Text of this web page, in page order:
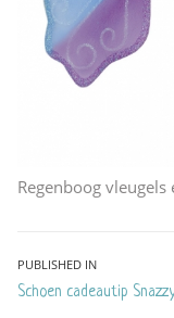
Regenboog vleugels
Bericht
navigatie
PUBLISHED IN
Schoen cadeautip